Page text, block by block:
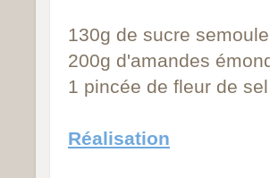
130g de sucre semoule
200g d'amandes
1 pincée de fleur de sel
Réalisation